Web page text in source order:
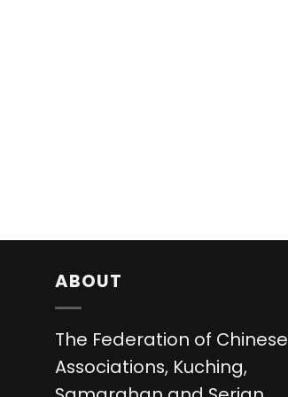
ABOUT
The Federation of Chinese
Associations, Kuching,